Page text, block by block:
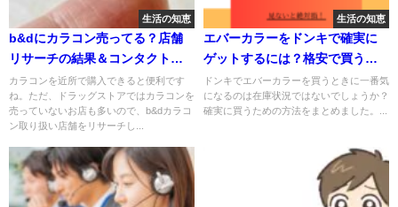
生活の知恵
b&dにカラコン売ってる？店舗
リサーチの結果＆コンタクトを
お得に買うコツをシェア
カラコンを近所で購入できると便利です
ね。ただ、ドラッグストアではカラコンを
売っていないお店も多いので、b&dカラコ
ン取り扱い店舗をリサーチし...
生活の知恵
エバーカラーをドンキで確実に
ゲットするには？格安で買う方
法もシェアします！
ドンキでエバーカラーを買うときに一番気
になるのは在庫状況ではないでしょうか？
確実に買うための方法をまとめました。...